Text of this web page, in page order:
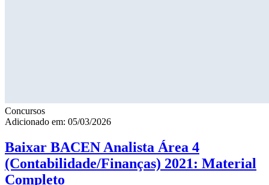
Concursos
Adicionado em: 05/03/2026
Baixar BACEN Analista Área 4
(Contabilidade/Finanças) 2021: Material
Completo